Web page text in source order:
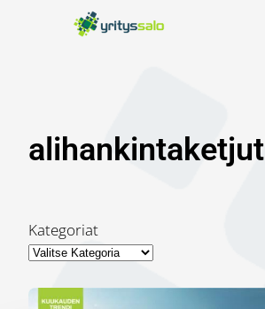
alihankintaketjut
Kategoriat